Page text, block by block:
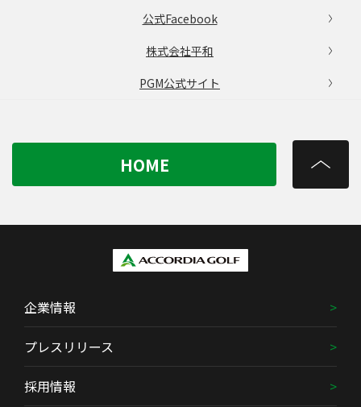
公式Facebook
株式会社平和
PGM公式サイト
HOME
企業情報
プレスリリース
採用情報